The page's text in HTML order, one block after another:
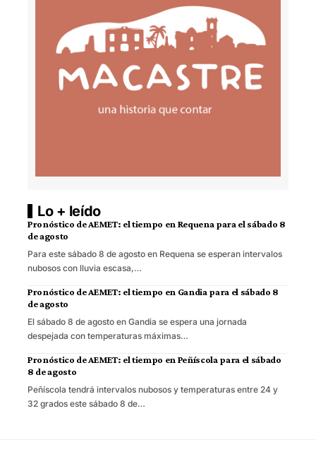
Lo + leído
Pronóstico de AEMET: el tiempo en Requena para el sábado 8
de agosto
Para este sábado 8 de agosto en Requena se esperan intervalos
nubosos con lluvia escasa,…
Pronóstico de AEMET: el tiempo en Gandia para el sábado 8
de agosto
El sábado 8 de agosto en Gandia se espera una jornada
despejada con temperaturas máximas…
Pronóstico de AEMET: el tiempo en Peñíscola para el sábado
8 de agosto
Peñíscola tendrá intervalos nubosos y temperaturas entre 24 y
32 grados este sábado 8 de…